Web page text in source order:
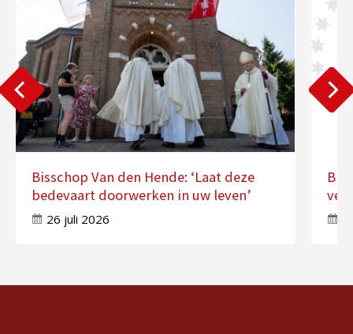
Bisschop Van den Hende: ‘Laat deze
bedevaart doorwerken in uw leven’
26 juli 2026